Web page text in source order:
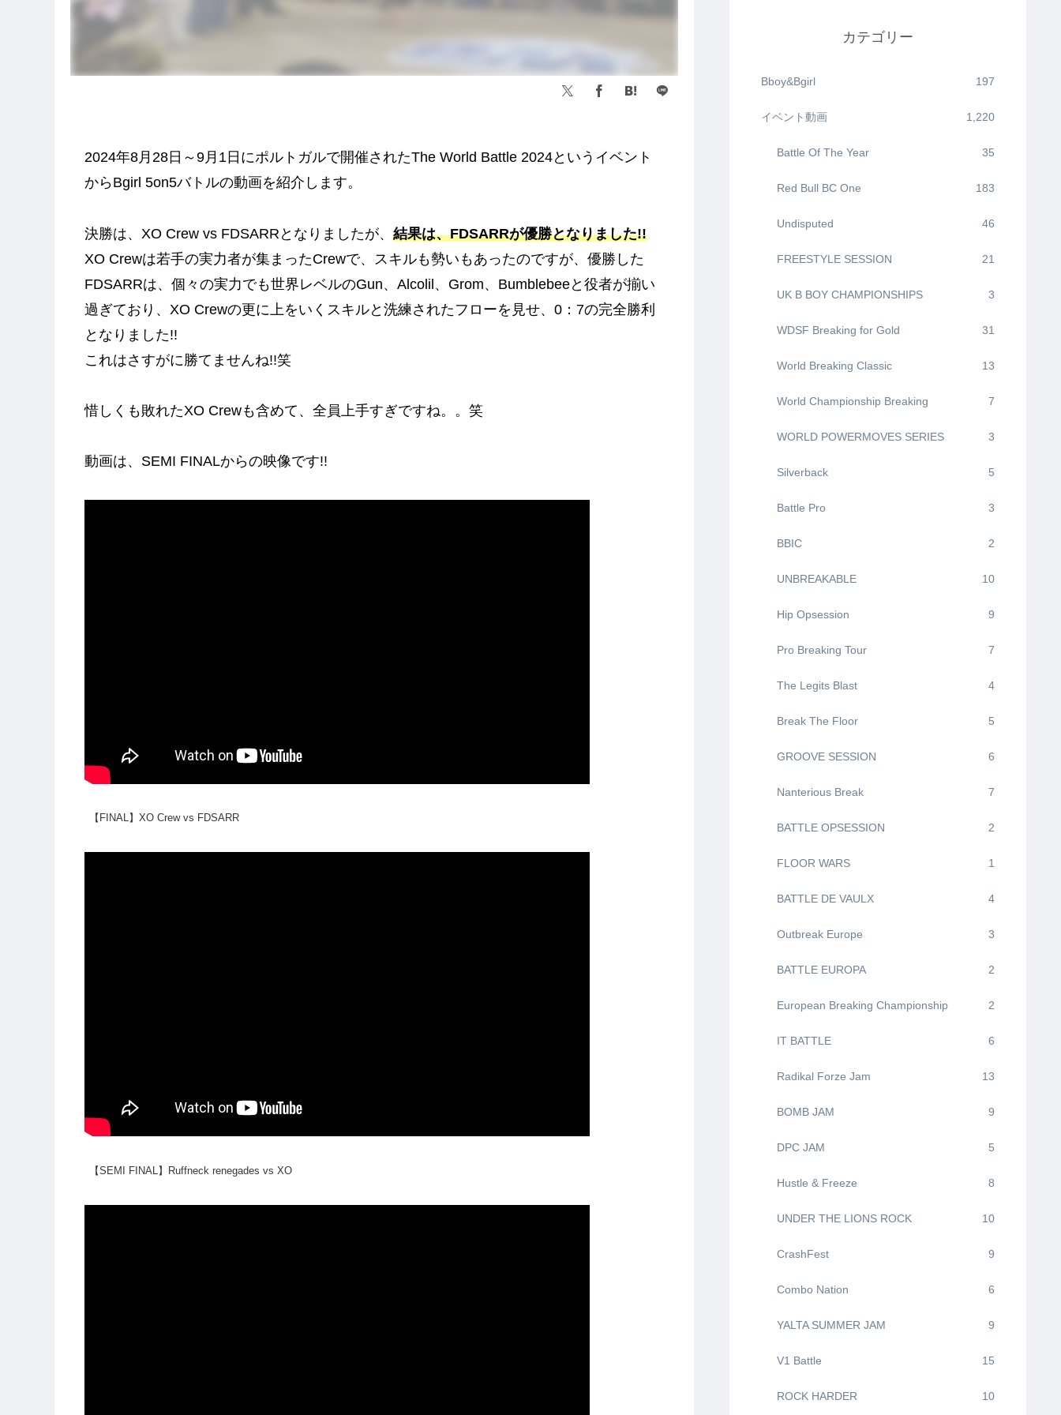
2024年8月28日～9月1日にポルトガルで開催されたThe World Battle 2024というイベント
からBgirl 5on5バトルの動画を紹介します。
決勝は、XO Crew vs FDSARRとなりましたが、 結果は、FDSARRが優勝となりました!!
XO Crewは若手の実力者が集まったCrewで、スキルも勢いもあったのですが、優勝した
FDSARRは、個々の実力でも世界レベルのGun、Alcolil、Grom、Bumblebeeと役者が揃い
過ぎており、XO Crewの更に上をいくスキルと洗練されたフローを見せ、0：7の完全勝利
となりました!!
これはさすがに勝てませんね!!笑
惜しくも敗れたXO Crewも含めて、全員上手すぎですね。。笑
動画は、SEMI FINALからの映像です!!
【FINAL】XO Crew vs FDSARR
【SEMI FINAL】Ruffneck renegades vs XO
カテゴリー
Bboy&Bgirl 197
イベント動画 1,220
Battle Of The Year 35
Red Bull BC One 183
Undisputed 46
FREESTYLE SESSION 21
UK B BOY CHAMPIONSHIPS 3
WDSF Breaking for Gold 31
World Breaking Classic 13
World Championship Breaking 7
WORLD POWERMOVES SERIES 3
Silverback 5
Battle Pro 3
BBIC 2
UNBREAKABLE 10
Hip Opsession 9
Pro Breaking Tour 7
The Legits Blast 4
Break The Floor 5
GROOVE SESSION 6
Nanterious Break 7
BATTLE OPSESSION 2
FLOOR WARS 1
BATTLE DE VAULX 4
Outbreak Europe 3
BATTLE EUROPA 2
European Breaking Championship 2
IT BATTLE 6
Radikal Forze Jam 13
BOMB JAM 9
DPC JAM 5
Hustle & Freeze 8
UNDER THE LIONS ROCK 10
CrashFest 9
Combo Nation 6
YALTA SUMMER JAM 9
V1 Battle 15
ROCK HARDER 10